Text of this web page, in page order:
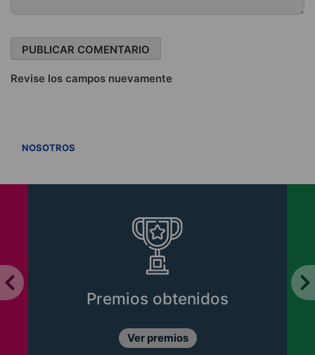
Revise los campos nuevamente
NOSOTROS
Premios obtenidos
Ver premios